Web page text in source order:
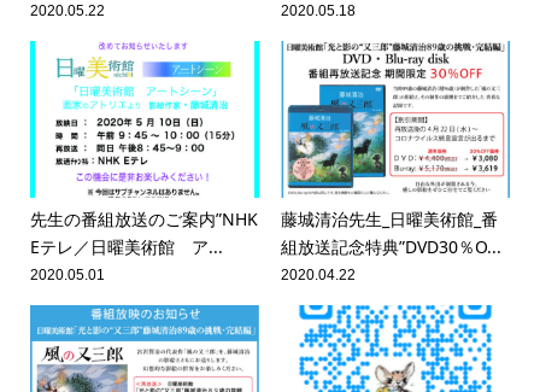
2020.05.22 2020.05.18
先生の番組放送のご案内”NHK
Eテレ／日曜美術館 ア...
2020.05.01
藤城清治先生_日曜美術館_番
組放送記念特典”DVD30％O...
2020.04.22